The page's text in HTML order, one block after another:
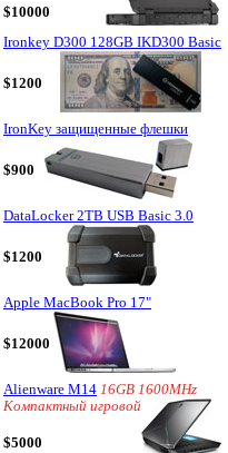
$10000
Ironkey D300 128GB IKD300 Basic
$1200
IronKey защищенные флешки
$900
DataLocker 2TB USB Basic 3.0
$1200
Apple MacBook Pro 17"
$12000
Alienware M14 16GB 1600MHz
Компактный игровой
$5000